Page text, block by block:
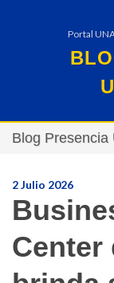
Portal
Blog Presencia
2 Julio 2026
Center